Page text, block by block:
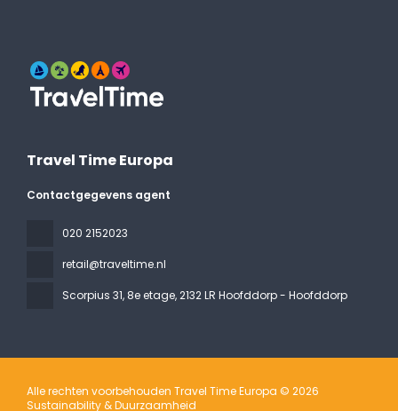
Travel Time Europa
Contactgegevens agent
020 2152023
retail@traveltime.nl
Scorpius 31, 8e etage, 2132 LR Hoofddorp - Hoofddorp
Alle rechten voorbehouden Travel Time Europa © 2026
Sustainability & Duurzaamheid